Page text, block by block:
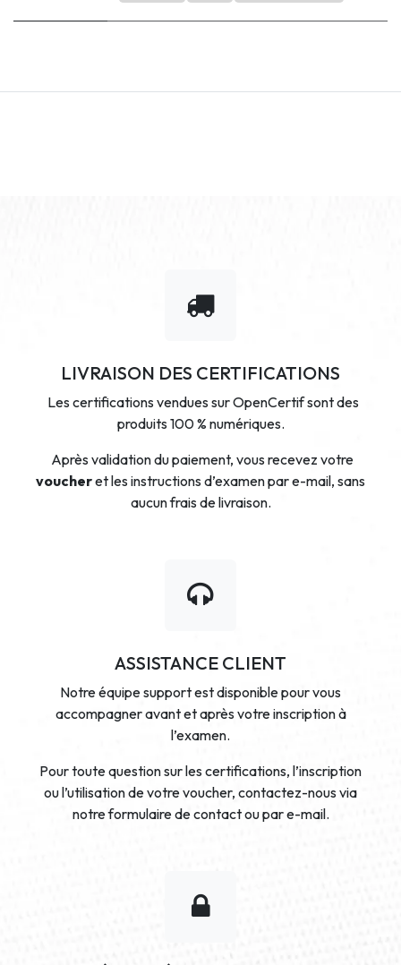
LIVRAISON DES CERTIFICATIONS
Les certifications vendues sur OpenCertif sont des
produits 100 % numériques.
Après validation du paiement, vous recevez votre
voucheret les instructions d’examen par e-mail, sans
aucun frais de livraison.
ASSISTANCE CLIENT
Notre équipe support est disponible pour vous
accompagner avant et après votre inscription à
l’examen.
Pour toute question sur les certifications, l’inscription
ou l’utilisation de votre voucher, contactez-nous via
notre formulaire de contact ou par e-mail.